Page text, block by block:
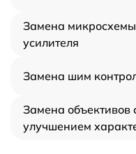
Замена микросхемы
усилителя
Замена шим
Замена объективов
улучшением